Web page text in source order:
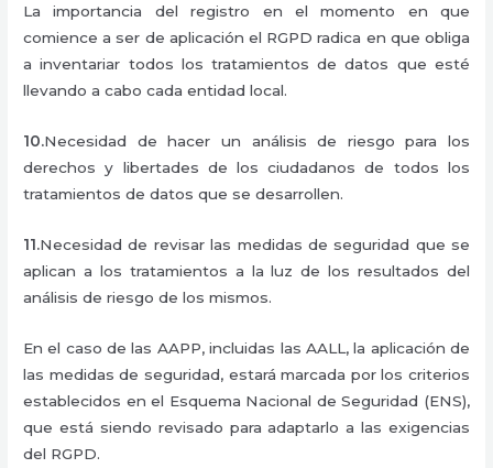
La importancia del registro en el momento en que
comience a ser de aplicación el RGPD radica en que obliga
a inventariar todos los tratamientos de datos que esté
llevando a cabo cada entidad local.
10.Necesidad de hacer un análisis de riesgo para los
derechos y libertades de los ciudadanos de todos los
tratamientos de datos que se desarrollen.
11.Necesidad de revisar las medidas de seguridad que se
aplican a los tratamientos a la luz de los resultados del
análisis de riesgo de los mismos.
En el caso de las AAPP, incluidas las AALL, la aplicación de
las medidas de seguridad, estará marcada por los criterios
establecidos en el Esquema Nacional de Seguridad (ENS),
que está siendo revisado para adaptarlo a las exigencias
del RGPD.